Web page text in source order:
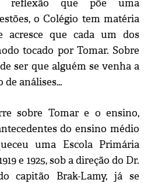
reflexão que põe uma
o Colégio tem matéria
acresce que cada um dos
tocado por Tomar. Sobre
ser que alguém se venha a
de análises…
sobre Tomar e o ensino,
do ensino médio
uma Escola Primária
e 1925, sob a direção do Dr.
capitão Brak-Lamy, já se